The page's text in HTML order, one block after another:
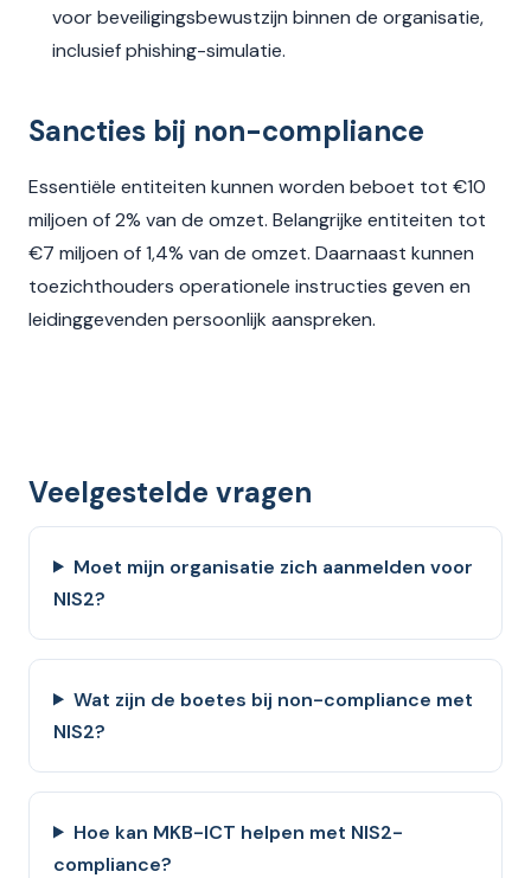
voor beveiligingsbewustzijn binnen de organisatie,
inclusief phishing-simulatie.
Sancties bij non-compliance
Essentiële entiteiten kunnen worden beboet tot €10
miljoen of 2% van de omzet. Belangrijke entiteiten tot
€7 miljoen of 1,4% van de omzet. Daarnaast kunnen
toezichthouders operationele instructies geven en
leidinggevenden persoonlijk aanspreken.
Veelgestelde vragen
Moet mijn organisatie zich aanmelden voor
NIS2?
Wat zijn de boetes bij non-compliance met
NIS2?
Hoe kan MKB-ICT helpen met NIS2-
compliance?